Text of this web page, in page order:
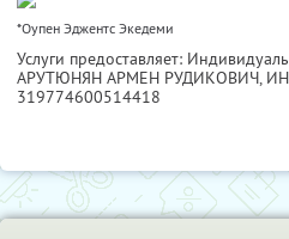
*Оупен Эджентс Экедеми
Услуги предоставляет:
АРУТЮНЯН АРМЕН РУДИКОВИЧ,
319774600514418